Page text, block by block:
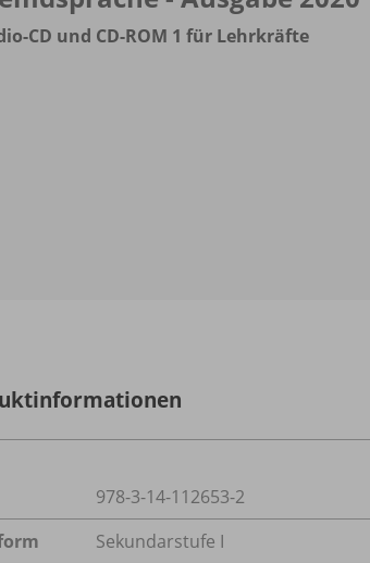
CD und CD-ROM 1 für Lehrkräfte
978-3-14-112653-2
Sekundarstufe I